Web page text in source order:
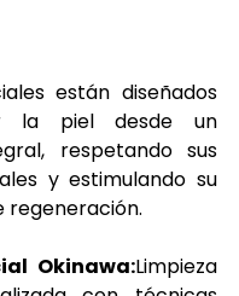
están diseñados
la piel desde un
respetando sus
y estimulando su
regeneración.
Okinawa:Limpieza